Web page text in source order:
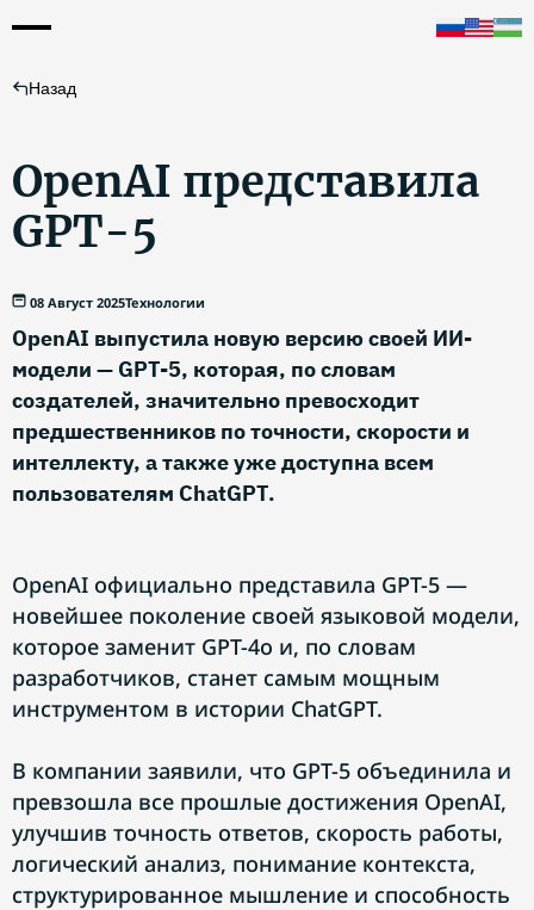
Назад
OpenAI представила
GPT-5
08 Август 2025Технологии
OpenAI выпустила новую версию своей ИИ-
модели — GPT-5, которая, по словам
создателей, значительно превосходит
предшественников по точности, скорости и
интеллекту, а также уже доступна всем
пользователям ChatGPT.
OpenAI официально представила GPT-5 —
новейшее поколение своей языковой модели,
которое заменит GPT-4o и, по словам
разработчиков, станет самым мощным
инструментом в истории ChatGPT.
В компании заявили, что GPT-5 объединила и
превзошла все прошлые достижения OpenAI,
улучшив точность ответов, скорость работы,
логический анализ, понимание контекста,
структурированное мышление и способность